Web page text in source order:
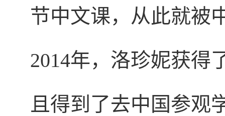
节中文课，从此就被
2014年，洛珍妮获得
且得到了去中国参观